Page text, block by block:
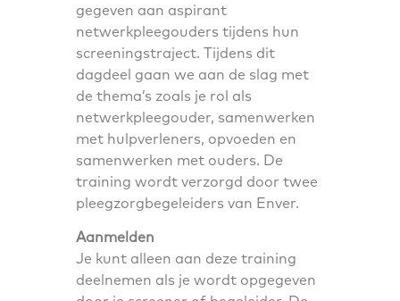
gegeven aan aspirant
netwerkpleegouders tijdens hun
screeningstraject. Tijdens dit
dagdeel gaan we aan de slag met
de thema’s zoals je rol als
netwerkpleegouder, samenwerken
met hulpverleners, opvoeden en
samenwerken met ouders. De
training wordt verzorgd door twee
pleegzorgbegeleiders van Enver.
Aanmelden
Je kunt alleen aan deze training
deelnemen als je wordt opgegeven